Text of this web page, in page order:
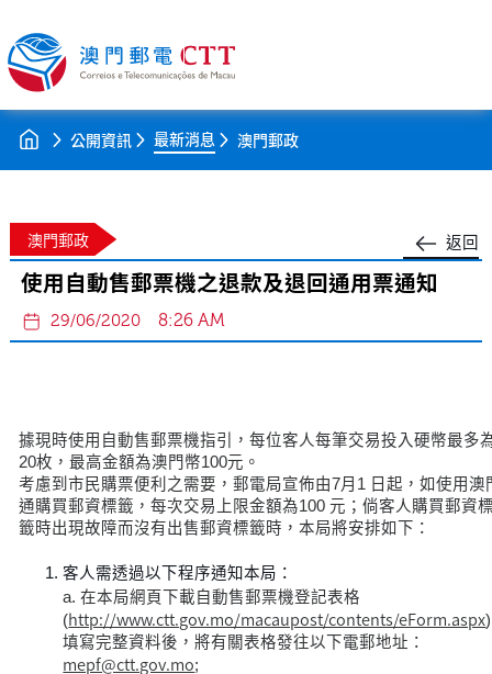
公開資訊 最新消息 澳門郵政
返回
澳門郵政
使用自動售郵票機之退款及退回通用票通知
29/06/2020 8:26 AM
據現時使用自動售郵票機指引，每位客人每筆交易投入硬幣最多
20枚，最高金額為澳門幣100元。
考慮到市民購票便利之需要，郵電局宣佈由7月1 日起，如使用澳
通購買郵資標籤，每次交易上限金額為100 元；倘客人購買郵資
籤時出現故障而沒有出售郵資標籤時，本局將安排如下：
客人需透過以下程序通知本局：
a. 在本局網頁下載自動售郵票機登記表格
(http://www.ctt.gov.mo/macaupost/contents/eForm.aspx
填寫完整資料後，將有關表格發往以下電郵地址：
mepf@ctt.gov.mo;